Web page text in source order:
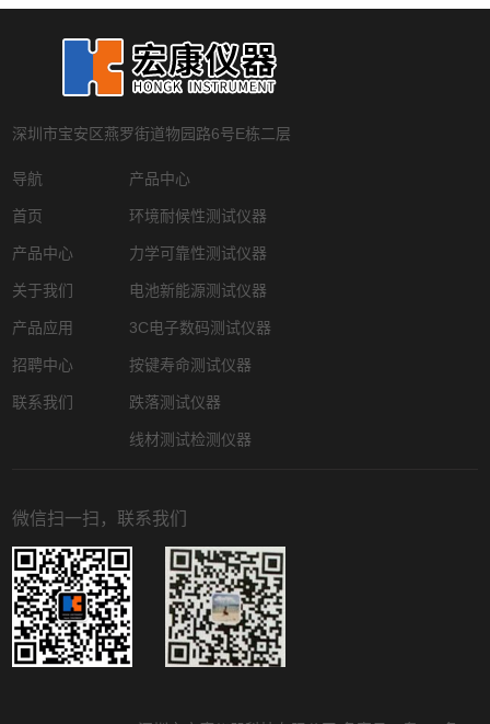
深圳市宝安区燕罗街道物园路6号E栋二层
导航
首页
产品中心
关于我们
产品应用
招聘中心
联系我们
产品中心
环境耐候性测试仪器
力学可靠性测试仪器
电池新能源测试仪器
3C电子数码测试仪器
按键寿命测试仪器
跌落测试仪器
线材测试检测仪器
微信扫一扫，联系我们